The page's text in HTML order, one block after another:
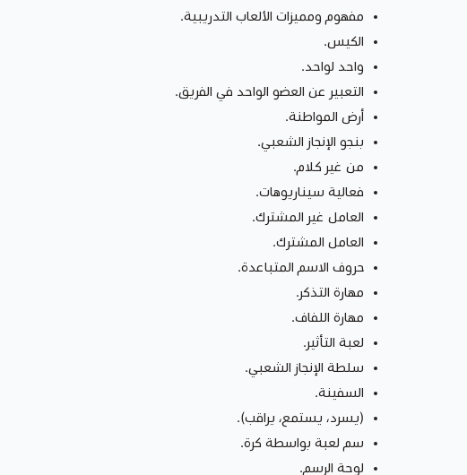
مفهوم ومميزات الألعاب التدريبية.
الكيس.
واحد لواحد.
التعبير عن العضو الواحد في الفريق.
أرض المواطنة.
بنجو الإنجاز الشعبي.
من غير كلام.
فعالية سيناريوهات.
العامل غير المشترك.
العامل المشترك.
حروف الاسم المتباعدة.
مهارة التذكر.
مهارة اللفاف.
لعبة التأثير.
سلطة الإنجاز الشعبي.
السفينة.
(يسرد، يستمع، يراقب).
سم لعبة بواسطة كرة.
لوحة الرسم.